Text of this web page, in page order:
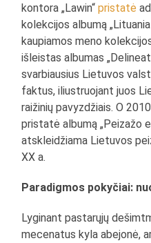
kontora „Lawin“pristatė
kolekcijos albumą
kaupiamos meno
išleistas albumas
svarbiausius Lietuvos
faktus, iliustruojant juos
raižinių pavyzdžiais. O
pristatė albumą „Peizažo
atskleidžiama Lietuvos
XX a.
Paradigmos pokyčiai:
Lyginant pastarųjų
mecenatus kyla abejonė,